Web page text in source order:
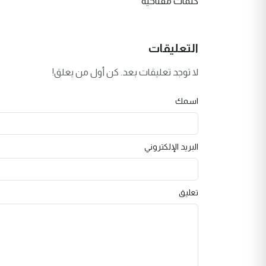
التعليقات
لا توجد تعليقات بعد. كن أول من يعلق!
اسمك
البريد الإلكتروني
تعليق